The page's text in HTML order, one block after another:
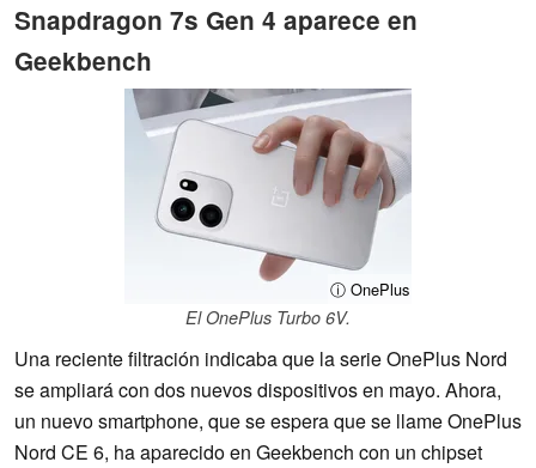
Snapdragon 7s Gen 4 aparece en
Geekbench
ⓘ OnePlus
El OnePlus Turbo 6V.
Una reciente filtración indicaba que la serie OnePlus Nord
se ampliará con dos nuevos dispositivos en mayo. Ahora,
un nuevo smartphone, que se espera que se llame OnePlus
Nord CE 6, ha aparecido en Geekbench con un chipset